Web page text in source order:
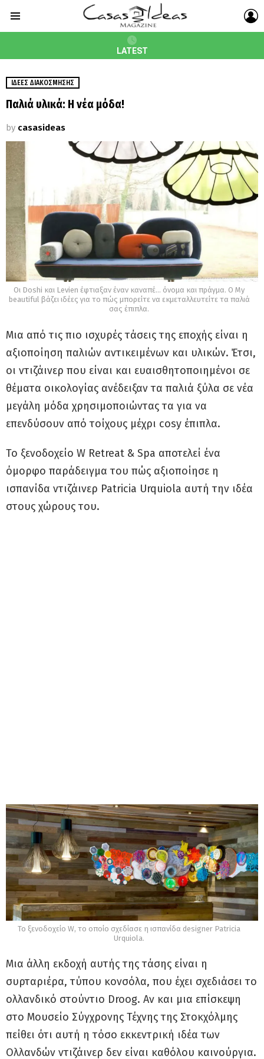
LATEST
ΙΔΈΕΣ ΔΙΑΚΌΣΜΗΣΗΣ
Παλιά υλικά: Η νέα μόδα!
by casasideas
Οι Doshi και Levien έφτιαξαν έναν καναπέ... όνομα και πράγμα. Ο My
beautiful βάζει ιδέες για το πώς μπορείτε να εκμεταλλευτείτε τα παλιά
σας έπιπλα.
Μια από τις πιο ισχυρές τάσεις της εποχής είναι η
αξιοποίηση παλιών αντικειμένων και υλικών. Έτσι,
οι ντιζάινερ που είναι και ευαισθητοποιημένοι σε
θέματα οικολογίας ανέδειξαν τα παλιά ξύλα σε νέα
μεγάλη μόδα χρησιμοποιώντας τα για να
επενδύσουν από τοίχους μέχρι cosy έπιπλα.
Το ξενοδοχείο W Retreat & Spa αποτελεί ένα
όμορφο παράδειγμα του πώς αξιοποίησε η
ισπανίδα ντιζάινερ Patricia Urquiola αυτή την ιδέα
στους χώρους του.
Το ξενοδοχείο W, το οποίο σχεδίασε η ισπανίδα designer Patricia
Urquiola.
Μια άλλη εκδοχή αυτής της τάσης είναι η
συρταριέρα, τύπου κονσόλα, που έχει σχεδιάσει το
ολλανδικό στούντιο Droog. Αν και μια επίσκεψη
στο Μουσείο Σύγχρονης Τέχνης της Στοκχόλμης
πείθει ότι αυτή η τόσο εκκεντρική ιδέα των
Ολλανδών ντιζάινερ δεν είναι καθόλου καινούργια.